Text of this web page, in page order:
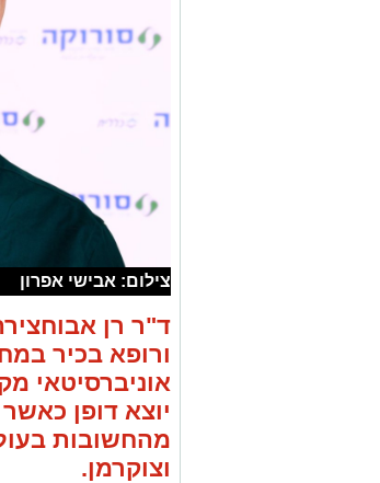
צילום: אבישי אפרון
ד"ר רן
ורופא בכיר
אוניברסיטאי
יוצא דופן
מהחשובות
וצוקרמן.